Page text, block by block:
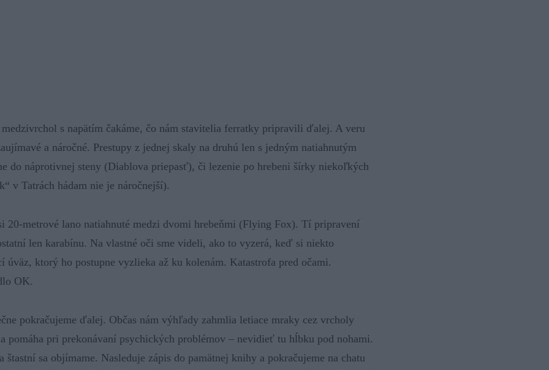
medzivrchol s napätím čakáme, čo nám stavitelia ferratky pripravili ďalej. A veru
a náročné. Prestupy z jednej skaly na druhú len s jedným natiahnutým
do náprotivnej steny (Diablova priepasť), či lezenie po hrebeni šírky niekoľkých
v Tatrách hádam nie je náročnejší).
20-metrové lano natiahnuté medzi dvomi hrebeňmi (Flying Fox). Tí pripravení
len karabínu. Na vlastné oči sme videli, ako to vyzerá, keď si niekto
úväz, ktorý ho postupne vyzlieka až ku kolenám. Katastrofa pred očami.
OK.
pokračujeme ďalej. Občas nám výhľady zahmlia letiace mraky cez vrcholy
pomáha pri prekonávaní psychických problémov – nevidieť tu hĺbku pod nohami.
štastní sa objímame. Nasleduje zápis do pamätnej knihy a pokračujeme na chatu